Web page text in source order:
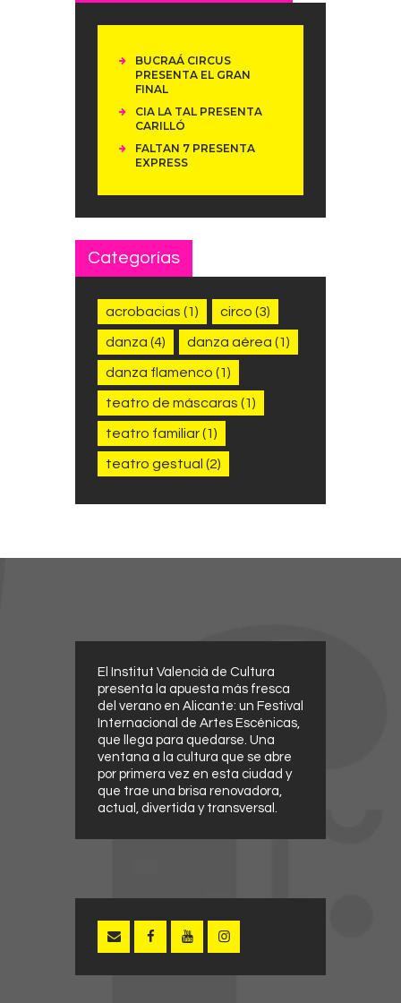
BUCRAÁ CIRCUS
PRESENTA EL GRAN
FINAL
CIA LA TAL PRESENTA
CARILLÓ
FALTAN 7 PRESENTA
EXPRESS
Categorías
acrobacias (1) circo (3)
danza (4) danza aérea (1)
danza flamenco (1)
teatro de máscaras (1)
teatro familiar(1)
teatro gestual (2)
El Institut Valencià de Cultura
presenta la apuesta más fresca
del verano en Alicante: un Festival
Internacional de Artes Escénicas,
que llega para quedarse. Una
ventana a la cultura que se abre
por primera vez en esta ciudad y
que trae una brisa renovadora,
actual, divertida y transversal.